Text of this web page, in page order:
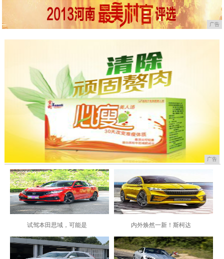
广告
广告
试驾本田思域，可能是 内外焕然一新！斯柯达